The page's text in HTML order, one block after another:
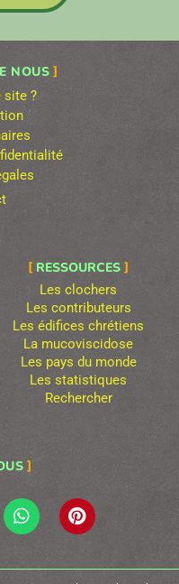
NOUS
site ?
RESSOURCES
Les clochers
Les contributeurs
Les édifices chrétiens
La mucoviscidose
Les pays du monde
Les statistiques
Rechercher